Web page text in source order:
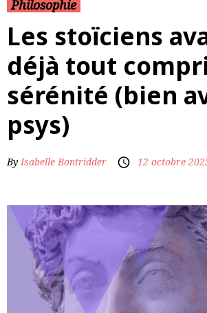
Philosophie
Les stoïciens
déjà tout
sérénité (bien
psys)
ByIsabelle Bontridder 12 octobre